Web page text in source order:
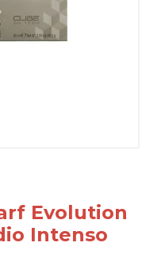
Evolution
Intenso